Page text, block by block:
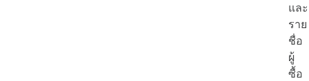
และ
ราย
ชื่อ
ผู้
ซื้อ